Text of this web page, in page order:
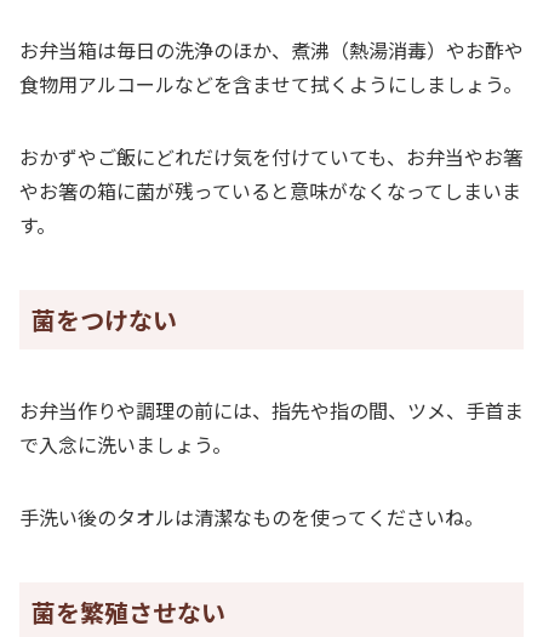
お弁当箱は毎日の洗浄のほか、煮沸（熱湯消毒）やお酢や
食物用アルコールなどを含ませて拭くようにしましょう。
おかずやご飯にどれだけ気を付けていても、お弁当やお箸
やお箸の箱に菌が残っていると意味がなくなってしまいま
す。
菌をつけない
お弁当作りや調理の前には、指先や指の間、ツメ、手首ま
で入念に洗いましょう。
手洗い後のタオルは清潔なものを使ってくださいね。
菌を繁殖させない